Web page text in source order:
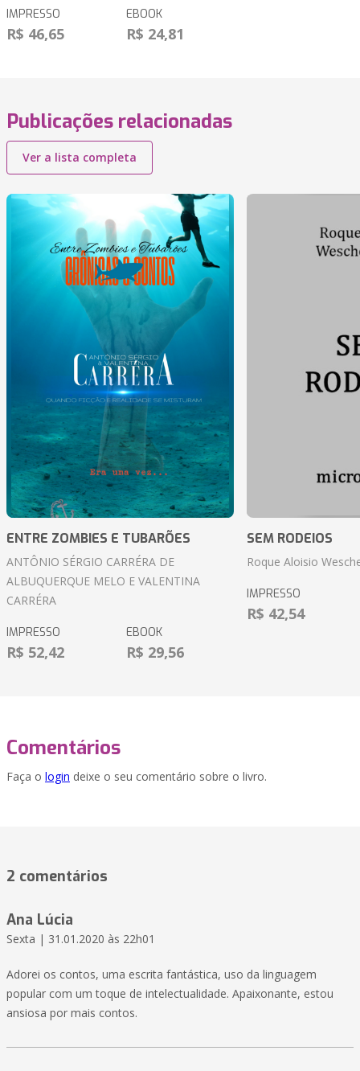
IMPRESSO
R$ 46,65
EBOOK
R$ 24,81
Publicações relacionadas
Ver a lista completa
ENTRE ZOMBIES E TUBARÕES
ANTÔNIO SÉRGIO CARRÉRA DE
ALBUQUERQUE MELO E VALENTINA
CARRÉRA
IMPRESSO
R$ 52,42
EBOOK
R$ 29,56
SEM RODEIOS
Roque Aloisio
IMPRESSO
R$ 42,54
Comentários
Faça o login deixe o seu comentário sobre o livro.
2 comentários
Ana Lúcia
Sexta | 31.01.2020 às 22h01
Adorei os contos, uma escrita fantástica, uso da linguagem
popular com um toque de intelectualidade. Apaixonante, estou
ansiosa por mais contos.